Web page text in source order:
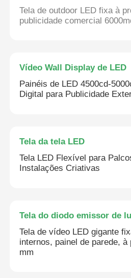
Notícias
Tela da tela LED
Tela do diodo emissor de luz
Parede de vídeo led de cobra
Tela de outdoor LED fixa à
publicidade comercial
Vídeo Wall Display de LED
Painéis de LED 4500cd-
Digital para Publicidade
Tela da tela LED
Tela LED Flexível para
Instalações Criativas
Tela do diodo emissor de
Tela de vídeo LED gigante
internos, painel de parede, à
mm